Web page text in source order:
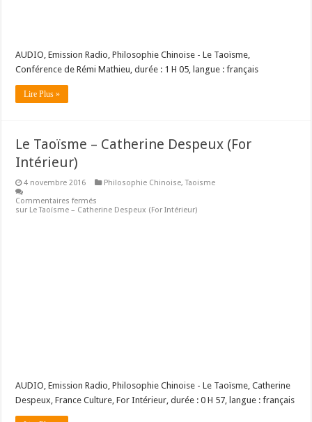
AUDIO, Emission Radio, Philosophie Chinoise - Le Taoïsme,
Conférence de Rémi Mathieu, durée : 1 H 05, langue : français
Lire Plus »
Le Taoïsme – Catherine Despeux (For
Intérieur)
4 novembre 2016 Philosophie Chinoise,Taoisme
Commentaires fermés
sur Le Taoïsme – Catherine Despeux (For Intérieur)
AUDIO, Emission Radio, Philosophie Chinoise - Le Taoïsme, Catherine
Despeux, France Culture, For Intérieur, durée : 0 H 57, langue : français